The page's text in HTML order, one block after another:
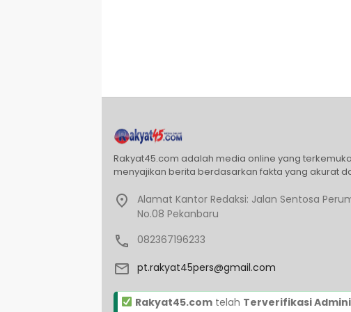
Rakyat45.com adalah media online yang
menyajikan berita berdasarkan fakta yang akurat
Alamat Kantor Redaksi: Jalan Sentosa
No.08 Pekanbaru
082367196233
pt.rakyat45pers@gmail.com
Rakyat45.comtelah Terverifikasi